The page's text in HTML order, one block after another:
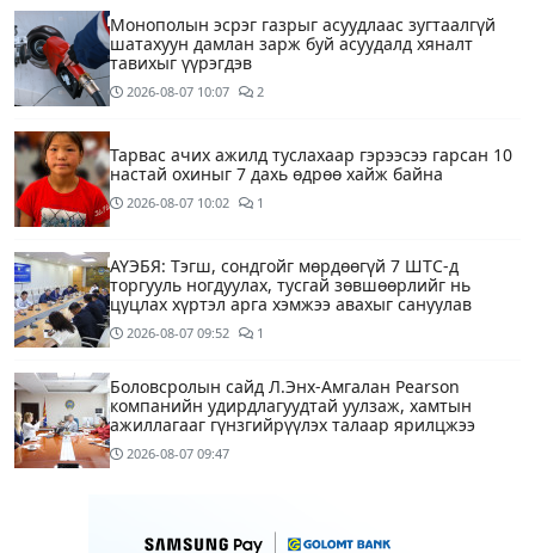
Монополын эсрэг газрыг асуудлаас зугтаалгүй
шатахуун дамлан зарж буй асуудалд хяналт
тавихыг үүрэгдэв
2026-08-07 10:07 2
Тарвас ачих ажилд туслахаар гэрээсээ гарсан 10
настай охиныг 7 дахь өдрөө хайж байна
2026-08-07 10:02 1
АҮЭБЯ: Тэгш, сондгойг мөрдөөгүй 7 ШТС-д
торгууль ногдуулах, тусгай зөвшөөрлийг нь
цуцлах хүртэл арга хэмжээ авахыг сануулав
2026-08-07 09:52 1
Боловсролын сайд Л.Энх-Амгалан Pearson
компанийн удирдлагуудтай уулзаж, хамтын
ажиллагааг гүнзгийрүүлэх талаар ярилцжээ
2026-08-07 09:47